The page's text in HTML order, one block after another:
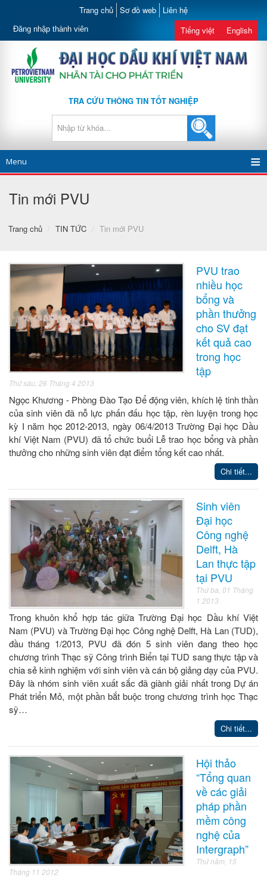
Trang chủ Sơ đồ web Liên hệ
Đăng nhập thành viên Tiếng việt English
TRA CỨU THÔNG TIN TỐT NGHIỆP
Menu
Tin mới PVU
Trang chủ / TIN TỨC / Tin mới PVU
PVU trao
nhiều học
bổng và
phần thưởng
cho SV đạt
kết quả cao
trong học
tập
Thứ sáu, 26 Tháng 4 2013
Ngọc Khương - Phòng Đào Tạo Để động viên, khích lệ tinh thần
của sinh viên đã nỗ lực phấn đấu học tập, rèn luyện trong học
kỳ I năm học 2012-2013, ngày 06/4/2013 Trường Đại học Dầu
khí Việt Nam (PVU) đã tổ chức buổi Lễ trao học bổng và phần
thưởng cho những sinh viên đạt điểm tổng kết cao nhất.
Chi tiết...
Sinh viên
Đại học
Công nghệ
Delft, Hà
Lan thực tập
tại PVU
Thứ ba, 01 Tháng
1 2013
Trong khuôn khổ hợp tác giữa Trường Đại học Dầu khí Việt
Nam (PVU) và Trường Đại học Công nghệ Delft, Hà Lan (TUD),
đầu tháng 1/2013, PVU đã đón 5 sinh viên đang theo học
chương trình Thạc sỹ Công trình Biển tại TUD sang thực tập và
chia sẻ kinh nghiệm với sinh viên và cán bộ giảng dạy của PVU.
Đây là nhóm sinh viên xuất sắc đã giành giải nhất trong Dự án
Phát triển Mỏ, một phần bắt buộc trong chương trình học Thạc
sỹ…
Chi tiết...
Hội thảo
“Tổng quan
về các giải
pháp phần
mềm công
nghệ của
Intergraph”
Thứ năm, 15
Tháng 11 2012